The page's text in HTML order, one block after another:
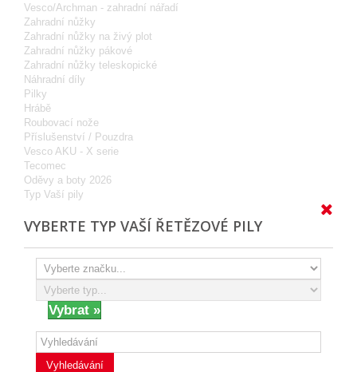
Vesco/Archman - zahradní nářadí
Zahradní nůžky
Zahradní nůžky na živý plot
Zahradní nůžky pákové
Zahradní nůžky teleskopické
Náhradní díly
Pilky
Hrábě
Roubovací nože
Příslušenství / Pouzdra
Vesco AKU - X serie
Tecomec
Oděvy a boty 2026
Typ Vaší pily
VYBERTE TYP VAŠÍ ŘETĚZOVÉ PILY
Vyhledávání